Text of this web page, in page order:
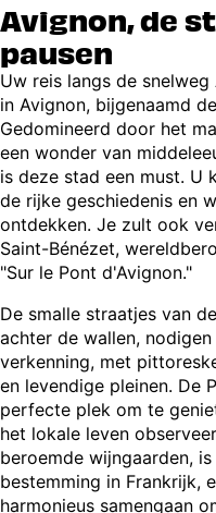
Avignon, de
pausen
Uw reis langs de
in Avignon, bijgenaamd
Gedomineerd door het
een wonder van
is deze stad een must. U
de rijke geschiedenis en
ontdekken. Je zult ook
Saint-Bénézet,
"Sur le Pont d'Avignon."
De smalle straatjes van
achter de wallen,
verkenning, met
en levendige pleinen. De
perfecte plek om te
het lokale leven
beroemde wijngaarden,
bestemming in Frankrijk,
harmonieus samengaan